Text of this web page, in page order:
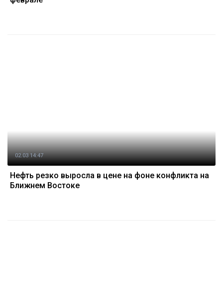
02.03 14:47
Нефть резко выросла в цене на фоне конфликта на
Ближнем Востоке